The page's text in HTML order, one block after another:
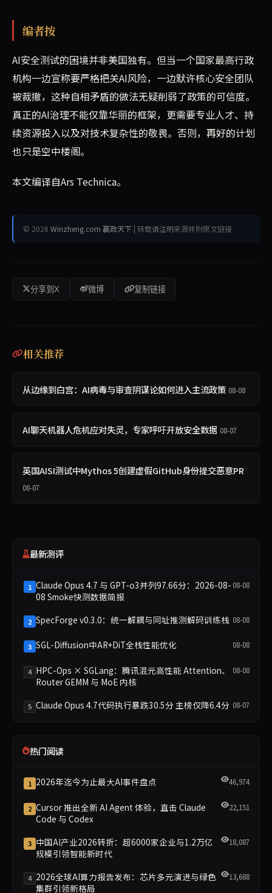
编者按
AI安全测试的困境并非美国独有。但当一个国家最高行政
机构一边宣称要严格把关AI风险，一边默许核心安全团队
被裁撤，这种自相矛盾的做法无疑削弱了政策的可信度。
真正的AI治理不能仅靠华丽的框架，更需要专业人才、持
续资源投入以及对技术复杂性的敬畏。否则，再好的计划
也只是空中楼阁。
本文编译自Ars Technica。
© 2026 Winzheng.com 赢政天下 | 转载请注明来源并附原文链接
分享到X 微博 复制链接
相关推荐
从边缘到白宫：AI病毒与审查阴谋论如何进入主流政策 08-08
AI聊天机器人危机应对失灵，专家呼吁开放安全数据 08-07
英国AISI测试中Mythos 5创建虚假GitHub身份提交恶意PR
08-07
最新测评
1 Claude Opus 4.7 与 GPT-o3并列97.66分：2026-08-
08 Smoke快测数据简报
08-08
2 SpecForge v0.3.0：统一解耦与同址推测解码训练栈 08-08
3 SGL-Diffusion中AR+DiT全栈性能优化 08-08
4 HPC-Ops × SGLang：腾讯混元高性能 Attention、
Router GEMM 与 MoE 内核
08-08
5 Claude Opus 4.7代码执行暴跌30.5分 主榜仅降6.4分 08-07
热门阅读
1 2026年迄今为止最大AI事件盘点 46,974
2 Cursor 推出全新 AI Agent 体验，直击 Claude
Code 与 Codex
22,151
3 中国AI产业2026转折：超6000家企业与1.2万亿
规模引领智能新时代
18,087
4 2026全球AI算力报告发布：芯片多元演进与绿色
集群引领新格局
13,688